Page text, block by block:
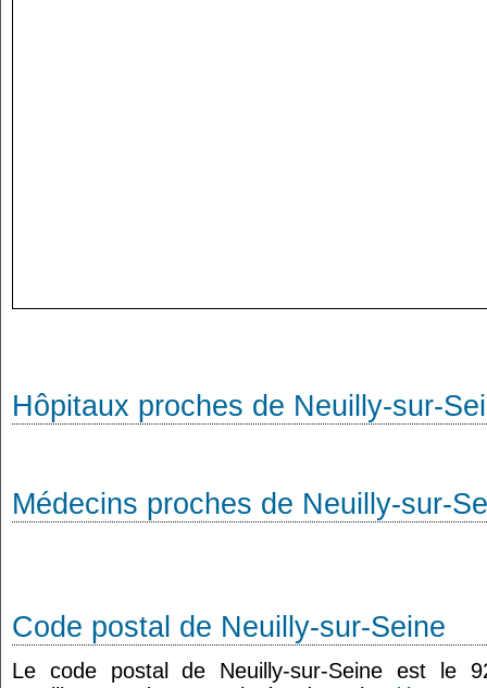
Hôpitaux proches de Neuilly-sur-
Médecins proches de Neuilly-sur-
Code postal de Neuilly-sur-Seine
Le code postal de Neuilly-sur-Seine est le